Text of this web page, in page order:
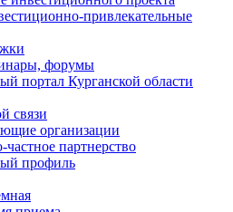
привлекательные
форумы
портал Курганской области
связи
организации
партнерство
профиль